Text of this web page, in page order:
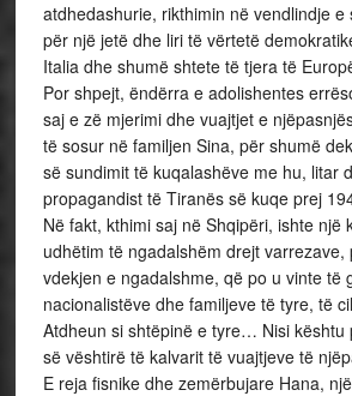
atdhedashurie, rikthimin në vendlindje e
për një jetë dhe liri të vërtetë
Italia dhe shumë shtete të tjera të
Por shpejt, ëndërra e adolishentes
saj e zë mjerimi dhe vuajtjet e
të sosur në familjen Sina, për shumë
së sundimit të kuqalashëve me hu, litar
propagandist të Tiranës së kuqe prej
Në fakt, kthimi saj në Shqipëri, ishte një
udhëtim të ngadalshëm drejt varrezave,
vdekjen e ngadalshme, që po u vinte të
nacionalistëve dhe familjeve të tyre, të
Atdheun si shtëpinë e tyre… Nisi kështu
së vështirë të kalvarit të vuajtjeve të
E reja fisnike dhe zemërbujare Hana,